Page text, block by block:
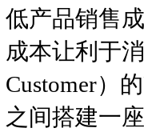
低产品销售
成本让利于
Customer）
之间搭建一